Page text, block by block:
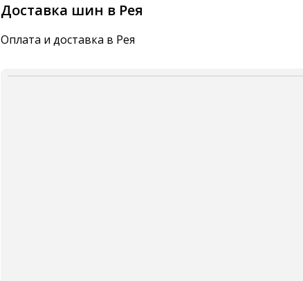
Доставка шин в Рея
Оплата и доставка в Рея